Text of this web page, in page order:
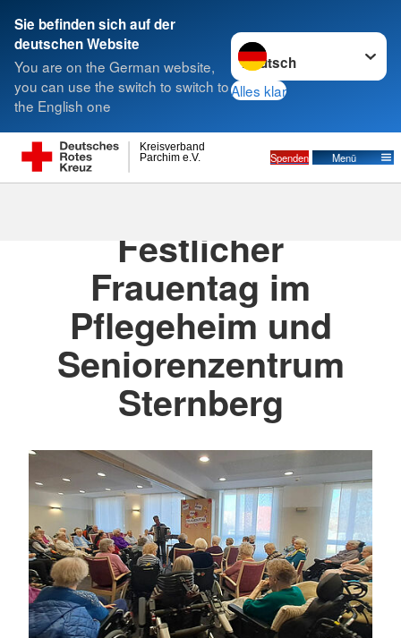
Sie befinden sich auf der
deutschen Website
You are on the German website,
you can use the switch to switch to
the English one
Sprache wechseln zu
Alles klar
Parchim e.V.
Kreisverband
Spenden Menü
Suche
Festlicher
Frauentag im
Pflegeheim und
Seniorenzentrum
Sternberg